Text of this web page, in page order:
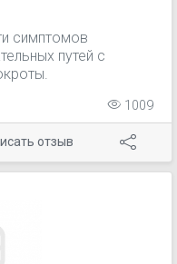
симптомов
путей с
1009
отзыв